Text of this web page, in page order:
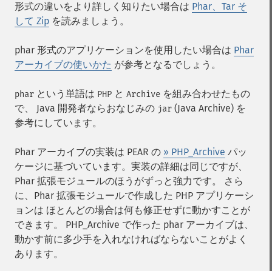
形式の違いをより詳しく知りたい場合は Phar、Tar そ
して Zip を読みましょう。
phar 形式のアプリケーションを使用したい場合は Phar
アーカイブの使いかた が参考となるでしょう。
phar という単語は PHP と Archive を組み合わせたもの
で、 Java 開発者ならおなじみの jar (Java Archive) を
参考にしています。
Phar アーカイブの実装は PEAR の » PHP_Archive パッ
ケージに基づいています。実装の詳細は同じですが、
Phar 拡張モジュールのほうがずっと強力です。 さら
に、Phar 拡張モジュールで作成した PHP アプリケーシ
ョンは ほとんどの場合は何も修正せずに動かすことが
できます。 PHP_Archive で作った phar アーカイブは、
動かす前に多少手を入れなければならないことがよく
あります。